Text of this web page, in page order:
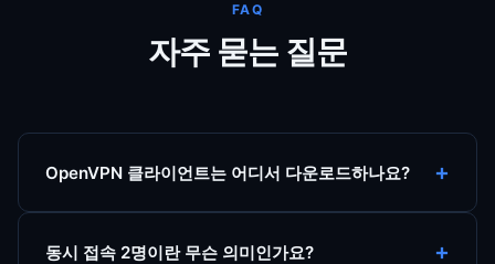
FAQ
자주 묻는 질문
OpenVPN 클라이언트는 어디서 다운로드하나요?
동시 접속 2명이란 무슨 의미인가요?